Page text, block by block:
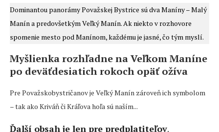
Dominantou panorámy Považskej Bystrice sú dva Maníny – Malý
Manín a predovšetkým Veľký Manín. Ak niekto v rozhovore
spomenie mesto pod Manínom, každému je jasné, čo tým myslí.
Myšlienka rozhľadne na Veľkom Maníne
po deväťdesiatich rokoch opäť ožíva
Pre Považskobystričanov je Veľký Manín zároveň ich symbolom
– tak ako Kriváň či Kráľova hoľa sú naším...
Ďalší obsah je len pre predplatiteľov.